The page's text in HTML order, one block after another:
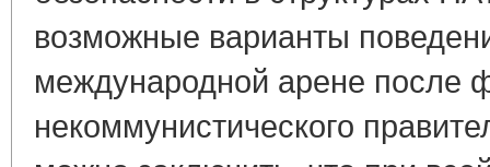
возможные варианты
международной арене после
некоммунистического